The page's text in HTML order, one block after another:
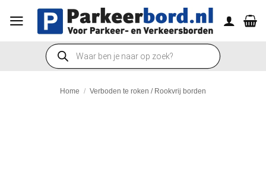
naar
Producten
zoeken
Home / Verboden te roken / Rookvrij borden